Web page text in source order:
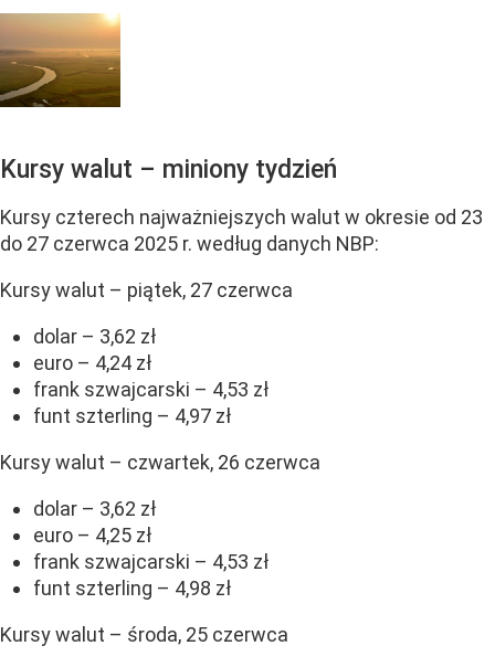
Kursy walut – miniony tydzień
Kursy czterech najważniejszych walut w okresie od 23
do 27 czerwca 2025 r. według danych NBP:
Kursy walut – piątek, 27 czerwca
dolar – 3,62 zł
euro – 4,24 zł
frank szwajcarski – 4,53 zł
funt szterling – 4,97 zł
Kursy walut – czwartek, 26 czerwca
dolar – 3,62 zł
euro – 4,25 zł
frank szwajcarski – 4,53 zł
funt szterling – 4,98 zł
Kursy walut – środa, 25 czerwca